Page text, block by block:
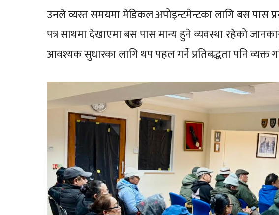
उनले व्यस्त समयमा मेडिकल अपोइन्टमेन्टका लागि बस पास
पत्र साथमा देखाएमा बस पास मान्य हुने व्यवस्था रहेको
आवश्यक सुधारका लागि थप पहल गर्ने प्रतिबद्धता पनि व्यक्त